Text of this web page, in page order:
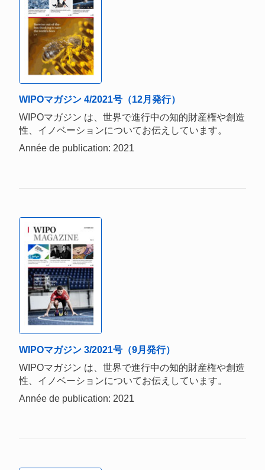
WIPOマガジン 4/2021号（12月発行）
WIPOマガジン は、世界で進行中の知的財産権や創造
性、イノベーションについてお伝えしています。
Année de publication: 2021
WIPOマガジン 3/2021号（9月発行）
WIPOマガジン は、世界で進行中の知的財産権や創造
性、イノベーションについてお伝えしています。
Année de publication: 2021